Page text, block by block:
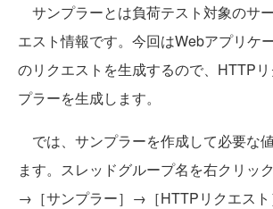
サンプラーとは負荷テスト対象のサ
エスト情報です。今回はWebアプリケ
のリクエストを生成するので、HTTP
プラーを生成します。
では、サンプラーを作成して必要な
ます。スレッドグループ名を右クリッ
→［サンプラー］→［HTTPリクエスト